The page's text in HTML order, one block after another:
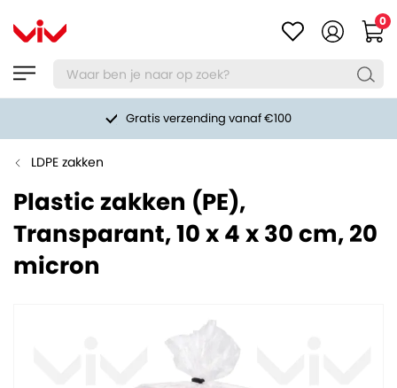
0
Gratis verzending vanaf €100
LDPE zakken
Plastic zakken (PE),
Transparant, 10 x 4 x 30 cm, 20
micron